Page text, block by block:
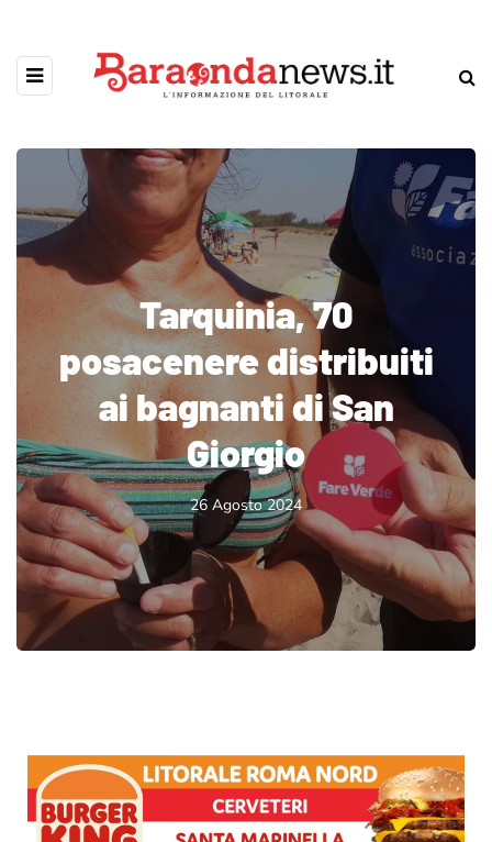
Tarquinia, 70
posacenere distribuiti
ai bagnanti di San
Giorgio
26 Agosto 2024